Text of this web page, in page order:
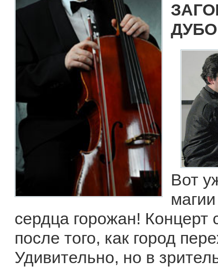
Вот
сердца горожан!
после того, как город
Удивительно, но в